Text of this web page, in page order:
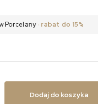
Porcelany · rabat do 15%
Dodaj do koszyka